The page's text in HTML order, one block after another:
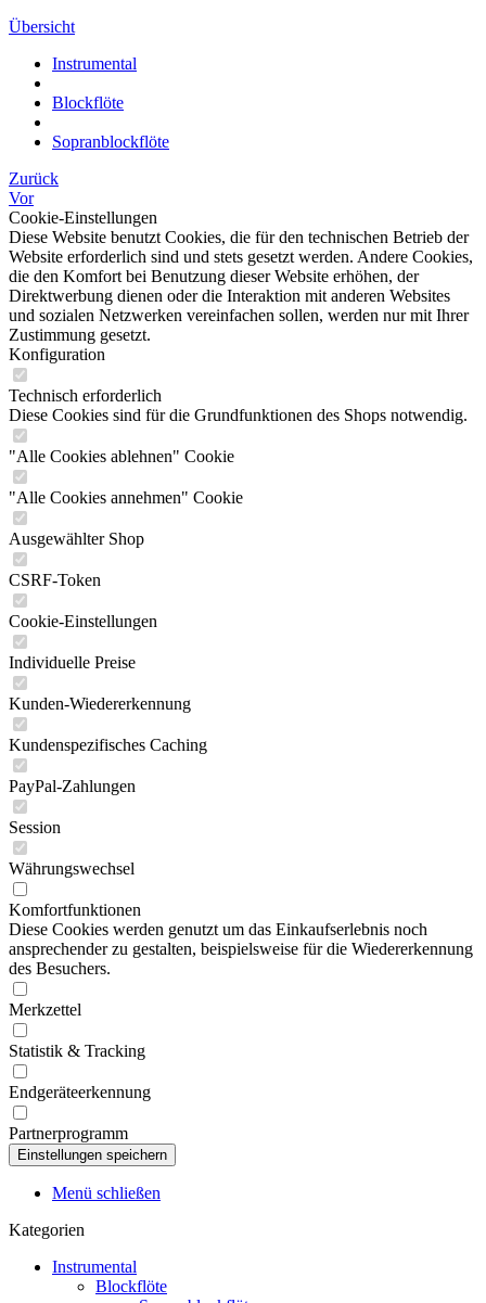
Übersicht
Instrumental
Blockflöte
Sopranblockflöte
Zurück
Vor
Cookie-Einstellungen
Diese Website benutzt Cookies, die für den technischen Betrieb der
Website erforderlich sind und stets gesetzt werden. Andere Cookies,
die den Komfort bei Benutzung dieser Website erhöhen, der
Direktwerbung dienen oder die Interaktion mit anderen Websites
und sozialen Netzwerken vereinfachen sollen, werden nur mit Ihrer
Zustimmung gesetzt.
Konfiguration
Technisch erforderlich
Diese Cookies sind für die Grundfunktionen des Shops notwendig.
"Alle Cookies ablehnen" Cookie
"Alle Cookies annehmen" Cookie
Ausgewählter Shop
CSRF-Token
Cookie-Einstellungen
Individuelle Preise
Kunden-Wiedererkennung
Kundenspezifisches Caching
PayPal-Zahlungen
Session
Währungswechsel
Komfortfunktionen
Diese Cookies werden genutzt um das Einkaufserlebnis noch
ansprechender zu gestalten, beispielsweise für die Wiedererkennung
des Besuchers.
Merkzettel
Statistik & Tracking
Endgeräteerkennung
Partnerprogramm
Menü schließen
Kategorien
Instrumental
Blockflöte